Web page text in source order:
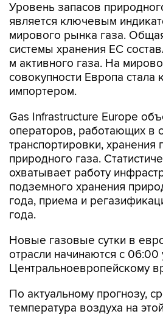
Уровень запасов
является ключевым
мирового рынка газа.
системы хранения ЕС
м активного газа. На
совокупности Европа стала
импортером.
Gas Infrastructure Europe
операторов, работающих в
транспортировки, хранения
природного газа.
охватывает работу
подземного хранения
года, приема и
года.
Новые газовые сутки в
отрасли начинаются c 06:00
Центральноевропейскому
По актуальному прогнозу,
температура воздуха на